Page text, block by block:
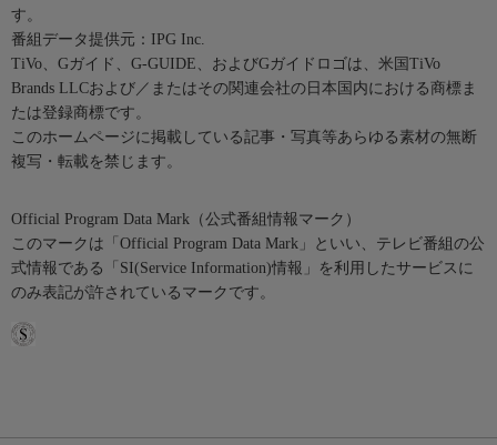
す。
番組データ提供元：IPG Inc.
TiVo、Gガイド、G-GUIDE、およびGガイドロゴは、米国TiVo
Brands LLCおよび／またはその関連会社の日本国内における商標ま
たは登録商標です。
このホームページに掲載している記事・写真等あらゆる素材の無断
複写・転載を禁じます。
Official Program Data Mark（公式番組情報マーク）
このマークは「Official Program Data Mark」といい、テレビ番組の公
式情報である「SI(Service Information)情報」を利用したサービスに
のみ表記が許されているマークです。